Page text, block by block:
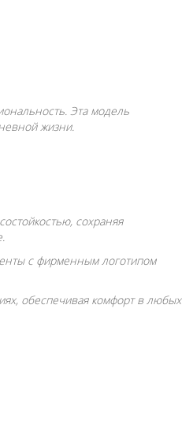
Эта модель
жизни.
сохраняя
с фирменным логотипом
обеспечивая комфорт в любых